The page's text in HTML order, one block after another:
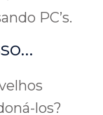
PC’s.
los?